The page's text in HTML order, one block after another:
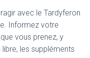
avec le Tardyferon
Informez votre
vous prenez, y
les suppléments